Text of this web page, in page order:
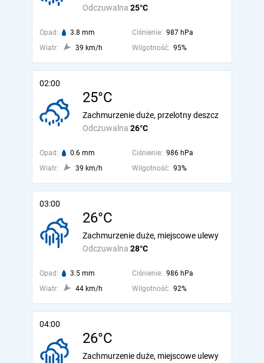
Odczuwalna 25°C
Opad: 3.8 mm Ciśnienie: 987 hPa
Wiatr:
39 km/h Wilgotność: 95%
02:00
25°C
Odczuwalna 26°C
Zachmurzenie duże, przelotny deszcz
Opad: 0.6 mm Ciśnienie: 986 hPa
Wiatr:
39 km/h Wilgotność: 93%
03:00
26°C
Odczuwalna 28°C
Zachmurzenie duże, miejscowe ulewy
Opad: 3.5 mm Ciśnienie: 986 hPa
Wiatr:
44 km/h Wilgotność: 92%
04:00
26°C
Zachmurzenie duże, miejscowe ulewy